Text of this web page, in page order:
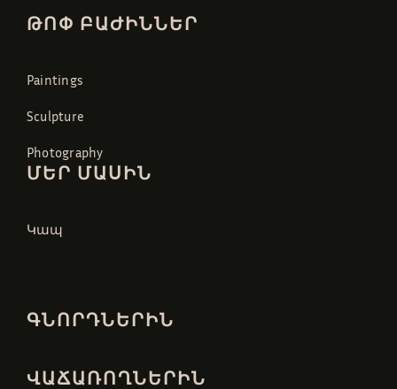
ԹՈՓ ԲԱԺԻՆՆԵՐ
Paintings
Sculpture
Photography
ՄԵՐ ՄԱՍԻՆ
Կապ
ԳՆՈՐԴՆԵՐԻՆ
ՎԱՃԱՌՈՂՆԵՐԻՆ